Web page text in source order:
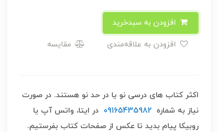
مقایسه
اکثر کتاب های درسی نو یا در حد نو هستند. در صورت
نیاز به شماره 09165435982 در ایتا، واتس آپ یا
روبیکا پیام بدید تا عکس از صفحات کتاب بفرستیم.